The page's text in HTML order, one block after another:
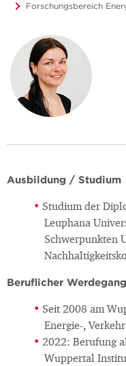
Forschungsbereich
Ausbildung / Studium
Studium der
Leuphana
Schwerpunkten
Beruflicher Werdegang
Seit 2008 am
Energie-,
2022: Berufung
Wuppertal